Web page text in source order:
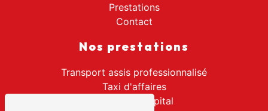
Prestations
Contact
Nos prestations
Transport assis professionnalisé
Taxi d'affaires
Transport hôpital